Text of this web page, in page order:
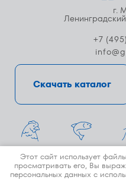
Скачать каталог
г.
Ленинградский
+7
© 1996-
Сайт разработан при
Этот сайт использует
просматривать его, Вы
персональных данных с